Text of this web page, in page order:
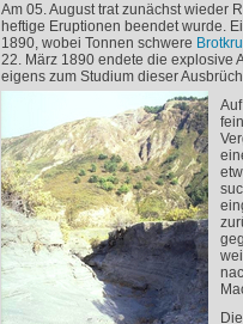
Am 05. August trat zunächst wieder
heftige Eruptionen beendet wurde.
1890, wobei Tonnen schwere
22. März 1890 endete die explosive
eigens zum Studium dieser